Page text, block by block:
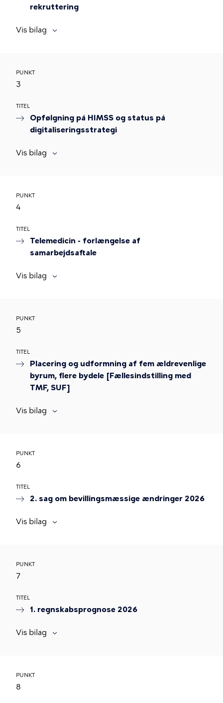
rekruttering
Vis bilag
PUNKT
3
TITEL
Opfølgning på HIMSS og status på
digitaliseringsstrategi
Vis bilag
PUNKT
4
TITEL
Telemedicin - forlængelse af
samarbejdsaftale
Vis bilag
PUNKT
5
TITEL
Placering og udformning af fem ældrevenlige
byrum, flere bydele [Fællesindstilling med
TMF, SUF]
Vis bilag
PUNKT
6
TITEL
2. sag om bevillingsmæssige ændringer 2026
Vis bilag
PUNKT
7
TITEL
1. regnskabsprognose 2026
Vis bilag
PUNKT
8